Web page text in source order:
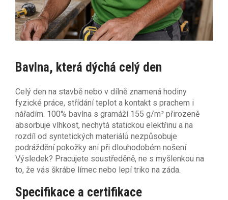
Bavlna, která dýchá celý den
Celý den na stavbě nebo v dílně znamená hodiny
fyzické práce, střídání teplot a kontakt s prachem i
nářadím. 100% bavlna s gramáží 155 g/m² přirozeně
absorbuje vlhkost, nechytá statickou elektřinu a na
rozdíl od syntetických materiálů nezpůsobuje
podráždění pokožky ani při dlouhodobém nošení.
Výsledek? Pracujete soustředěně, ne s myšlenkou na
to, že vás škrábe límec nebo lepí triko na záda.
Specifikace a certifikace